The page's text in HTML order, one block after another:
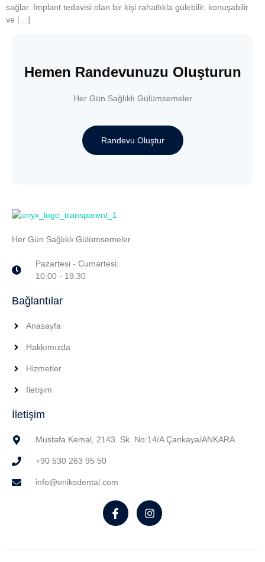
sağlar. İmplant tedavisi olan bir kişi rahatlıkla gülebilir, konuşabilir
ve […]
Hemen Randevunuzu Oluşturun
Her Gün Sağlıklı Gülümsemeler
Randevu Oluştur
Her Gün Sağlıklı Gülümsemeler
Pazartesi - Cumartesi:
10:00 - 19:30
Bağlantılar
Anasayfa
Hakkımızda
Hizmetler
İletişim
İletişim
Mustafa Kemal, 2143. Sk. No:14/A Çankaya/ANKARA
+90 530 263 95 50
info@oniksdental.com